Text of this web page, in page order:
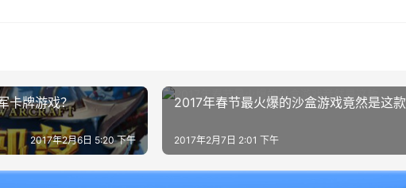
卡牌游戏？
2017年2月6日 5:20 下午
2017年春节最火爆的沙盒游戏竟然是这款
2017年2月7日 2:01 下午